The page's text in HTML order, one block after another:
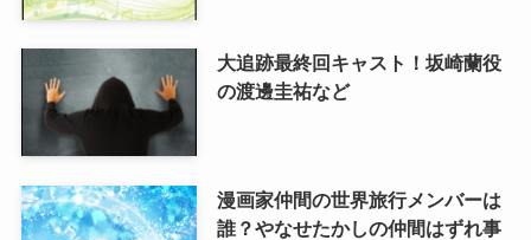
大追跡最終回キャスト！坂崎蘭役
の渡邊圭祐など
漫画家仲間の世界旅行メンバーは
誰？やなせたかしの仲間はずれ事